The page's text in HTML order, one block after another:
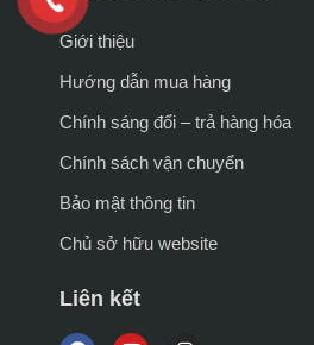
Giới thiệu
Hướng dẫn mua hàng
Chính sáng đổi – trả hàng hóa
Chính sách vận chuyển
Bảo mật thông tin
Chủ sở hữu website
Liên kết